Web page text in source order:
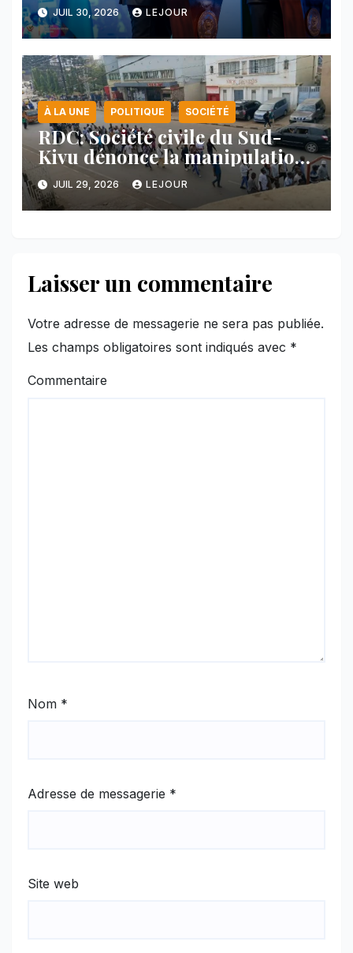
face au Rwanda
JUIL 30, 2026 LEJOUR
À LA UNE POLITIQUE SOCIÉTÉ
RDC: Société civile du Sud-
Kivu dénonce la manipulation
des manifestations par
l’AFC/M23
JUIL 29, 2026 LEJOUR
Laisser un commentaire
Votre adresse de messagerie ne sera pas publiée.
Les champs obligatoires sont indiqués avec *
Commentaire
Nom *
Adresse de messagerie *
Site web